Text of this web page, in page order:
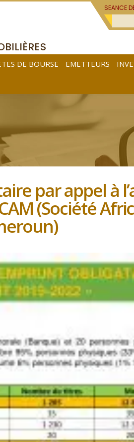
SEANCE
DE BOURSE EMETTEURS
par appel à
(Société